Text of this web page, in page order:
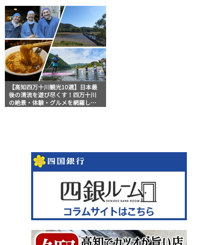
【高知四万十川観光10選】日本最
後の清流を遊び尽くす！四万十川
の絶景・体験・グルメを網羅した